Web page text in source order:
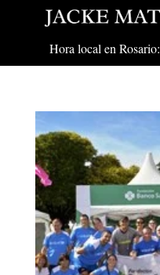
Hora local en Rosario: